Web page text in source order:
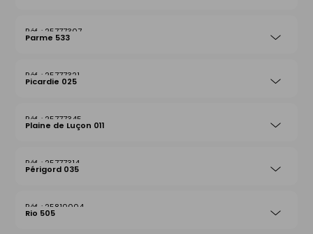
25777307
Parme 533
25777321
Picardie 025
25777345
Plaine de Luçon 011
25777314
Périgord 035
25810004
Rio 505